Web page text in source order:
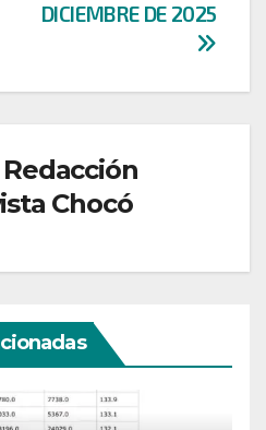
DICIEMBRE DE 2025
Redacción
Chocó